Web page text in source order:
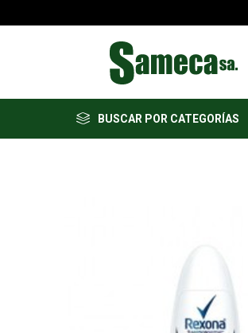
BUSCAR POR CATEGORÍAS